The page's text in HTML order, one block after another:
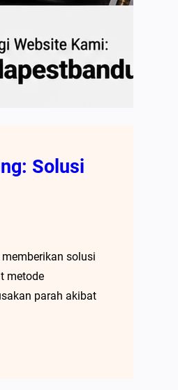
Solusi
solusi
metode
parah akibat